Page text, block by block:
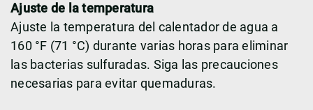
Ajuste de la temperatura
Ajuste la temperatura del calentador de agua a
160 °F (71 °C) durante varias horas para eliminar
las bacterias sulfuradas. Siga las precauciones
necesarias para evitar quemaduras.